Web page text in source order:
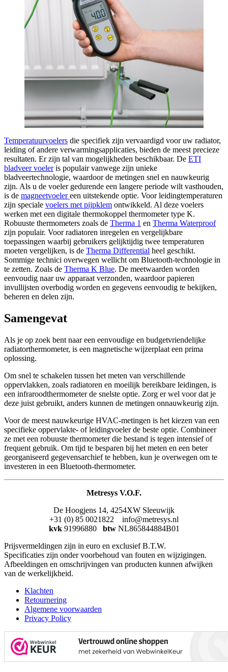
Temperatuurvoelers die specifiek zijn vervaardigd voor uw radiator,
leiding of andere verwarmingsapplicaties, bieden de meest precieze
resultaten. Er zijn tal van mogelijkheden beschikbaar. De ETI
bladveer voeleris populair vanwege zijn unieke
bladveertechnologie, waardoor de metingen snel en nauwkeurig
zijn. Als u de voeler gedurende een langere periode wilt vasthouden,
is de magneetvoelereen uitstekende optie. Voor leidingtemperaturen
zijn speciale voelers met pijpklem ontwikkeld. Al deze voelers
werken met een digitale thermokoppel thermometer type K.
Robuuste thermometers zoals de Therma 1 en Therma Waterproof
zijn populair. Voor radiatoren inregelen en vergelijkbare
toepassingen waarbij gebruikers gelijktijdig twee temperaturen
moeten vergelijken, is de Therma Differential heel geschikt.
Sommige technici overwegen wellicht om Bluetooth-technologie in
te zetten. Zoals de Therma K Blue. De meetwaarden worden
eenvoudig naar uw apparaat verzonden, waardoor papieren
invullijsten overbodig worden en gegevens eenvoudig te bekijken,
beheren en delen zijn.
Samengevat
Als je op zoek bent naar een eenvoudige en budgetvriendelijke
radiatorthermometer, is een magnetische wijzerplaat een prima
oplossing.
Om snel te schakelen tussen het meten van verschillende
oppervlakken, zoals radiatoren en moeilijk bereikbare leidingen, is
een infraroodthermometer de snelste optie. Zorg er wel voor dat je
deze juist gebruikt, anders kunnen de metingen onnauwkeurig zijn.
Voor de meest nauwkeurige HVAC-metingen is het kiezen van een
specifieke oppervlakte- of leidingvoeler de beste optie. Combineer
ze met een robuuste thermometer die bestand is tegen intensief of
frequent gebruik. Om tijd te besparen bij het meten en een beter
georganiseerd gegevensarchief te hebben, kun je overwegen om te
investeren in een Bluetooth-thermometer.
Metresys V.O.F.
De Hoogjens 14, 4254XW Sleeuwijk
+31 (0) 85 0021822 info@metresys.nl
kvk 91996880 btw NL865844884B01
Prijsvermeldingen zijn in euro en exclusief B.T.W.
Specificaties zijn onder voorbehoud van fouten en wijzigingen.
Afbeeldingen en omschrijvingen van producten kunnen afwijken
van de werkelijkheid.
Klachten
Retournering
Algemene voorwaarden
Privacy Policy